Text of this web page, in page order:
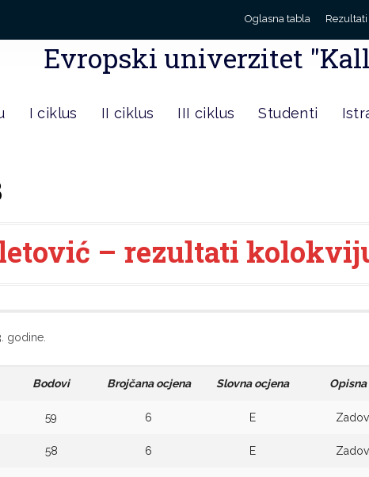
Oglasna tabla
Evropski univerzitet
I ciklus II ciklus III ciklus Studenti
– rezultati
godine.
Bodovi Brojčana ocjena Slovna ocjena
59 6 E
58 6 E